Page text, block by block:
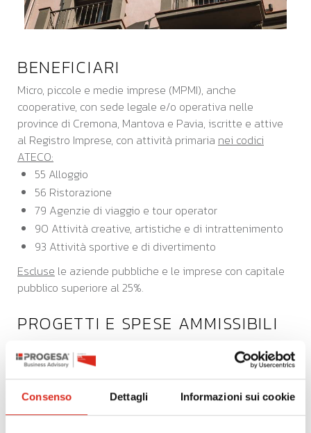
Consenso Dettagli Informazioni sui cookie
CONTATTI
BENEFICIARI
Micro, piccole e medie imprese (MPMI), anche
cooperative, con sede legale e/o operativa nelle
province di Cremona, Mantova e Pavia, iscritte e attive
al Registro Imprese, con attività primaria nei codici
ATECO:
55 Alloggio
56 Ristorazione
79 Agenzie di viaggio e tour operator
90 Attività creative, artistiche e di intrattenimento
93 Attività sportive e di divertimento
Escluse le aziende pubbliche e le imprese con capitale
pubblico superiore al 25%.
PROGETTI E SPESE AMMISSIBILI
l’innovazione e il potenziamento dell’attività d’impresa.
Spese ammissibili:
Macchinari, attrezzature e arredi connessi all’attività